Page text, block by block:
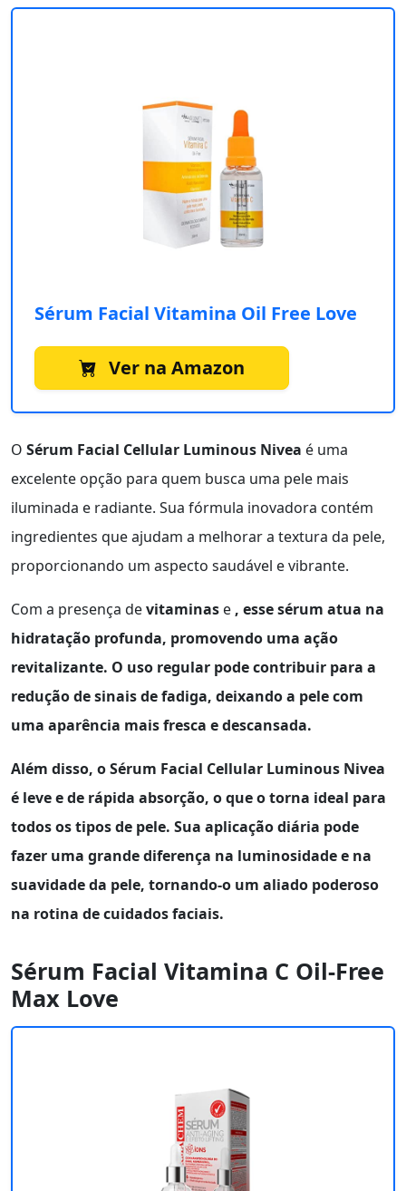
Sérum Facial Vitamina Oil Free Love
Ver na Amazon
O Sérum Facial Cellular Luminous Nivea é uma
excelente opção para quem busca uma pele mais
iluminada e radiante. Sua fórmula inovadora contém
ingredientes que ajudam a melhorar a textura da pele,
proporcionando um aspecto saudável e vibrante.
Com a presença devitaminas e , esse sérum atua na
hidratação profunda, promovendo uma ação
revitalizante. O uso regular pode contribuir para a
redução de sinais de fadiga, deixando a pele com
uma aparência mais fresca e descansada.
Além disso, oSérum Facial Cellular Luminous Nivea
é leve e de rápida absorção, o que o torna ideal para
todos os tipos de pele. Sua aplicação diária pode
fazer uma grande diferença na luminosidade e na
suavidade da pele, tornando-o um aliado poderoso
na rotina de cuidados faciais.
Sérum Facial Vitamina C Oil-Free
Max Love